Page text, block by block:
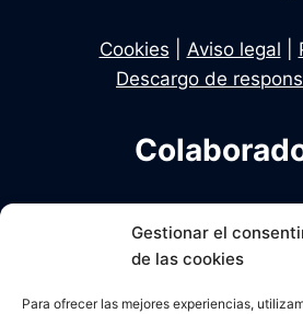
Gestionar el
de las cookies
Para ofrecer las mejores experiencias,
Cookies Aviso legal
Descargo de
Infodelito es una iniciativa de
en colaboración con Una